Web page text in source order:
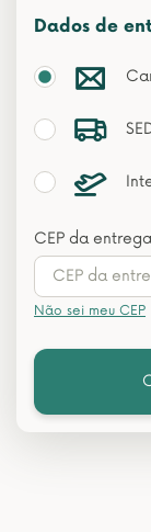
Dados de
CEP da entrega
Não sei meu CEP